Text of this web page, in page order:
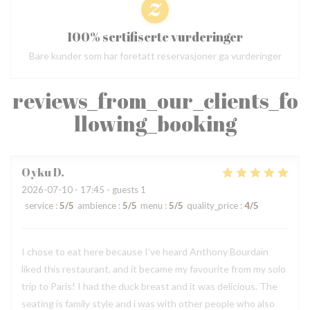
reviews_from_our_clients_fo
llowing_booking
OykuD
2026-07-10 - 17:45 - guests 1
service : 5/5 ambience : 5/5 menu : 5/5 quality_price : 4/5
I chose to eat here because I’ve heard Anthony Bourdain
liked this restaurant, and it became my favourite from my solo
trip to Paris! I had the duck breast and it was delicious. The
seating is family style and i was with other people who also
100% sertifiserte vurderinger
Bare kunder som har foretatt reservasjoner ga vurderinger